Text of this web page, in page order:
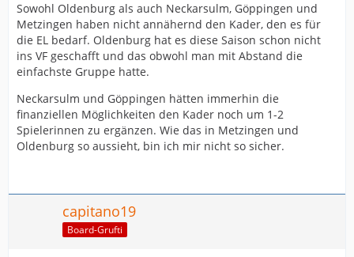
Sowohl Oldenburg als auch Neckarsulm, Göppingen und
Metzingen haben nicht annähernd den Kader, den es für
die EL bedarf. Oldenburg hat es diese Saison schon nicht
ins VF geschafft und das obwohl man mit Abstand die
einfachste Gruppe hatte.
Neckarsulm und Göppingen hätten immerhin die
finanziellen Möglichkeiten den Kader noch um 1-2
Spielerinnen zu ergänzen. Wie das in Metzingen und
Oldenburg so aussieht, bin ich mir nicht so sicher.
capitano19
Board-Grufti